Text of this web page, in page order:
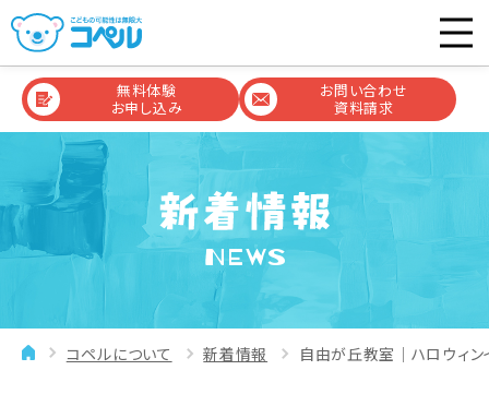
無料体験
お申し込み
お問い合わせ
資料請求
NEWS
コペルについて 新着情報 自由が丘教室│ハロウィン